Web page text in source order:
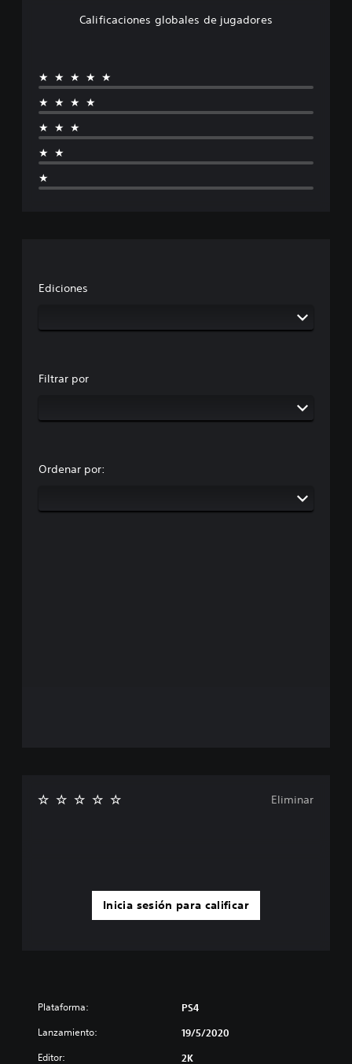
Calificaciones globales de jugadores
★★★★★
★★★★
★★★
★★
★
Ediciones
Filtrar por
Ordenar por:
Inicia sesión para calificar
Eliminar
Plataforma: PS4
Lanzamiento: 19/5/2020
Editor: 2K